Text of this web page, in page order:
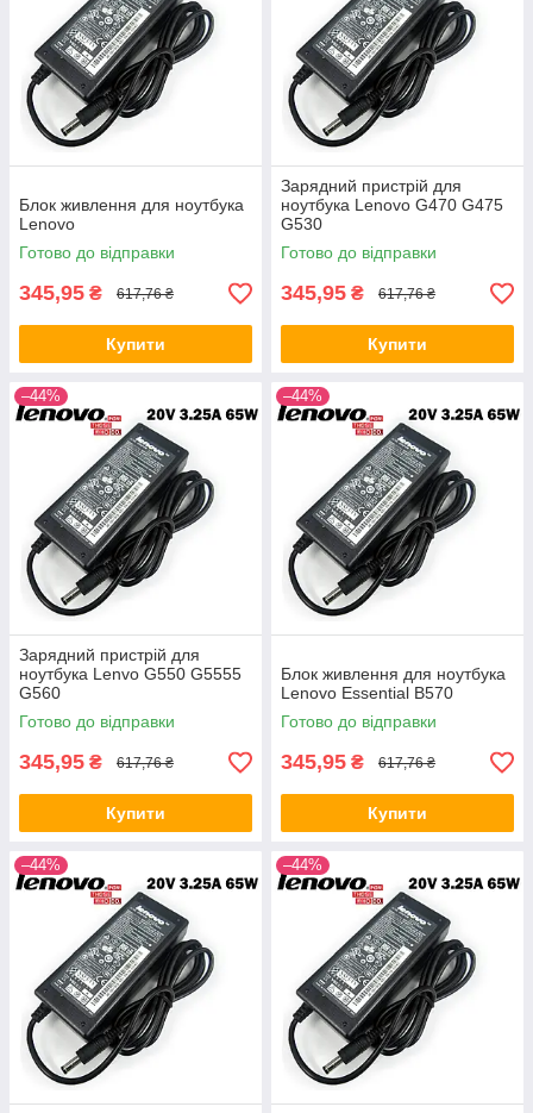
Блок живлення для ноутбука
Lenovo
Готово до відправки
345,95 ₴ 617,76 ₴
Купити
Зарядний пристрій для
ноутбука Lenovo G470 G475
G530
Готово до відправки
345,95 ₴ 617,76 ₴
Купити
–44%
Зарядний пристрій для
ноутбука Lenvo G550 G5555
G560
Готово до відправки
345,95 ₴ 617,76 ₴
Купити
–44%
Блок живлення для ноутбука
Lenovo Essential B570
Готово до відправки
345,95 ₴ 617,76 ₴
Купити
–44% –44%